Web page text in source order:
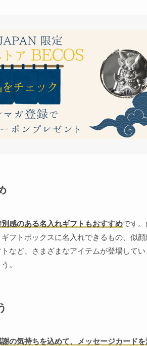
別感のある名入れギフトもおすすめです。
フトボックスに名入れできるもの、似
など、さまざまなアイテムが登場してい
。
謝の気持ちを込めて、メッセージカードを